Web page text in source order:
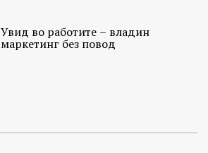
Увид во работите – владин
маркетинг без повод